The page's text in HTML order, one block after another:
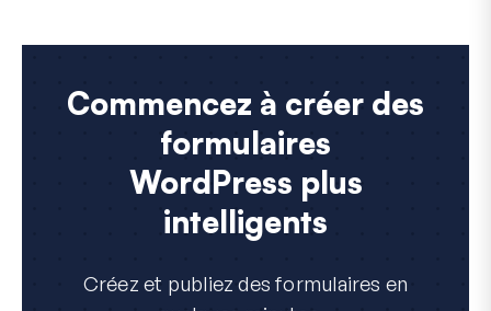
Commencez à créer des
formulaires
WordPress plus
intelligents
Créez et publiez des formulaires en